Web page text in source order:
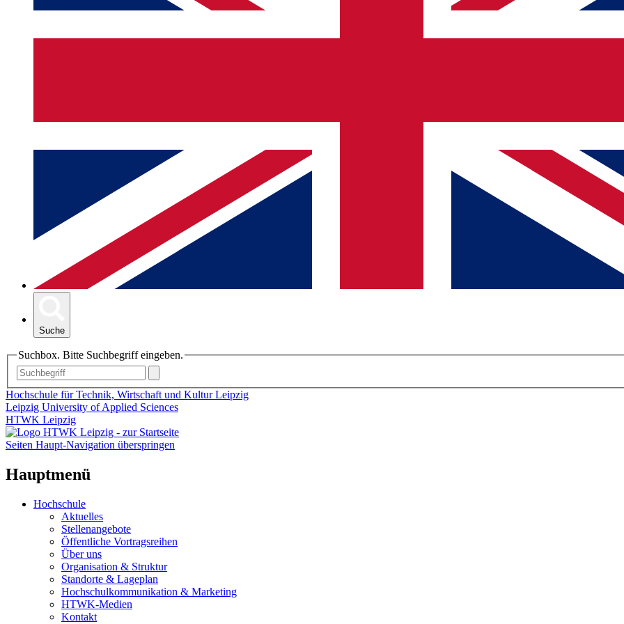
Suche
Suchbox. Bitte Suchbegriff eingeben.
Hochschule für Technik, Wirtschaft und Kultur Leipzig
Leipzig University of Applied Sciences
HTWK Leipzig
Seiten Haupt-Navigation überspringen
Hauptmenü
Hochschule
Aktuelles
Stellenangebote
Öffentliche Vortragsreihen
Über uns
Organisation & Struktur
Standorte & Lageplan
Hochschulkommunikation & Marketing
HTWK-Medien
Kontakt